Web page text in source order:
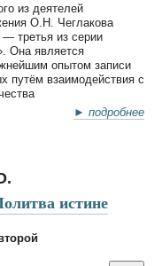
из деятелей
О.Н. Чеглакова
третья из серии
Она является
опытом записи
путём взаимодействия с
► подробнее
истине